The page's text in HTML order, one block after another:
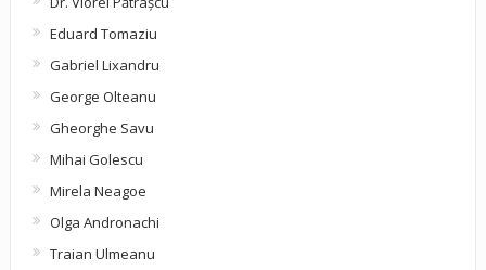
Eduard Tomaziu
Gabriel Lixandru
George Olteanu
Gheorghe Savu
Mihai Golescu
Mirela Neagoe
Olga Andronachi
Traian Ulmeanu